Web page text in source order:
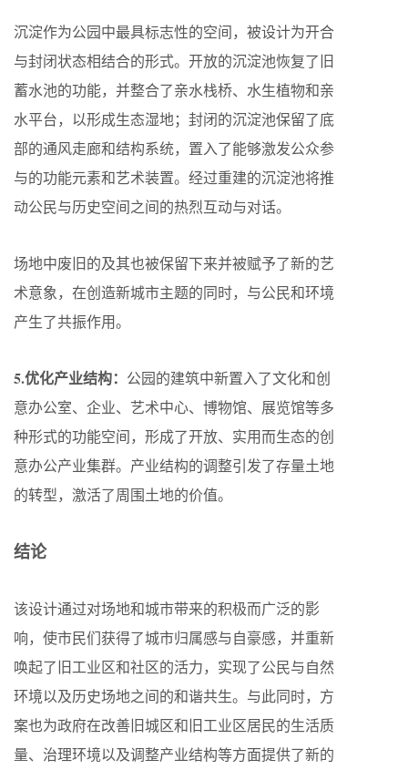
沉淀作为公园中最具标志性的空间，被设计为开合
与封闭状态相结合的形式。开放的沉淀池恢复了旧
蓄水池的功能，并整合了亲水栈桥、水生植物和亲
水平台，以形成生态湿地；封闭的沉淀池保留了底
部的通风走廊和结构系统，置入了能够激发公众参
与的功能元素和艺术装置。经过重建的沉淀池将推
动公民与历史空间之间的热烈互动与对话。
场地中废旧的及其也被保留下来并被赋予了新的艺
术意象，在创造新城市主题的同时，与公民和环境
产生了共振作用。
5.优化产业结构： 公园的建筑中新置入了文化和创
意办公室、企业、艺术中心、博物馆、展览馆等多
种形式的功能空间，形成了开放、实用而生态的创
意办公产业集群。产业结构的调整引发了存量土地
的转型，激活了周围土地的价值。
结论
该设计通过对场地和城市带来的积极而广泛的影
响，使市民们获得了城市归属感与自豪感，并重新
唤起了旧工业区和社区的活力，实现了公民与自然
环境以及历史场地之间的和谐共生。与此同时，方
案也为政府在改善旧城区和旧工业区居民的生活质
量、治理环境以及调整产业结构等方面提供了新的